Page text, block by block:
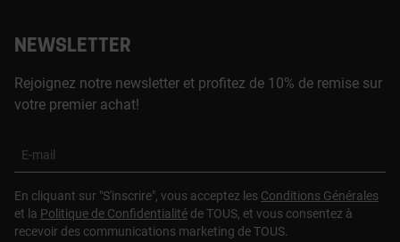
NEWSLETTER
Rejoignez notre newsletter et profitez de 10% de remise sur
votre premier achat!
E-mail
En cliquant sur "S'inscrire", vous acceptez les Conditions Générales
et la Politique de Confidentialité de TOUS, et vous consentez à
recevoir des communications marketing de TOUS.